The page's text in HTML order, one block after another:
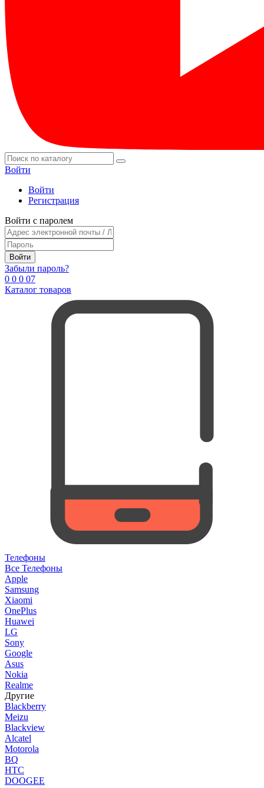
Войти
Войти
Регистрация
Войти с паролем
Войти
Забыли пароль?
0 0 0 07
Каталог товаров
Телефоны
Все Телефоны
Apple
Samsung
Xiaomi
OnePlus
Huawei
LG
Sony
Google
Asus
Nokia
Realme
Другие
Blackberry
Meizu
Blackview
Alcatel
Motorola
BQ
HTC
DOOGEE